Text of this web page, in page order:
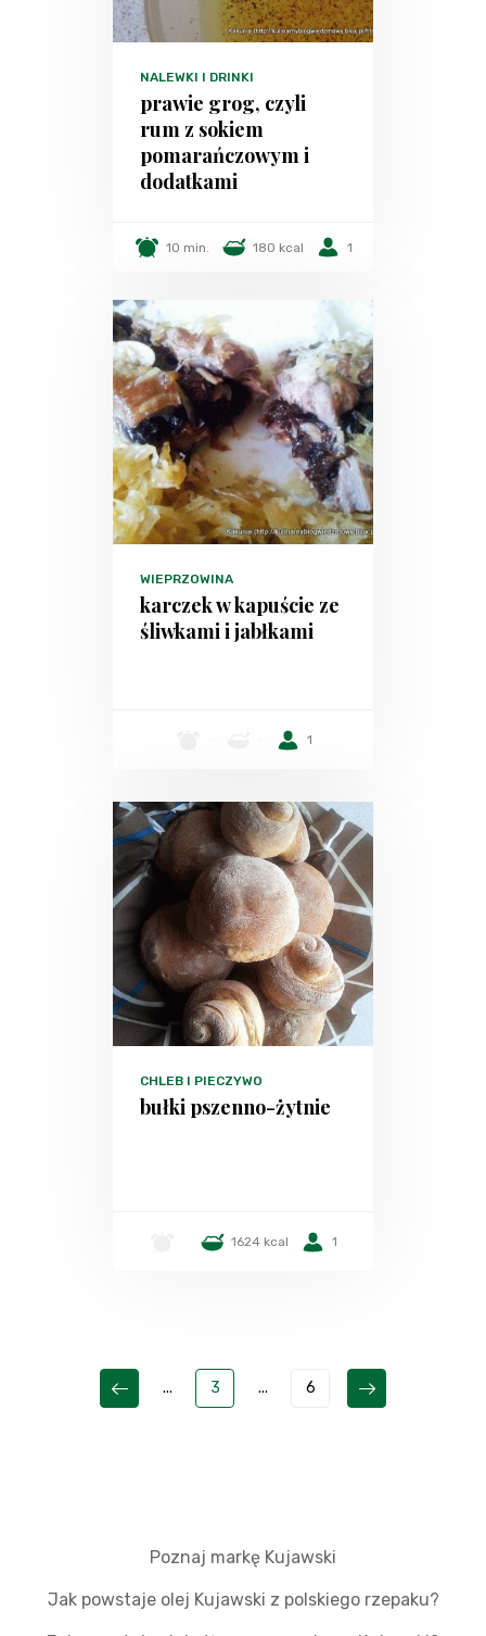
NALEWKI I DRINKI
prawie grog, czyli
rum z sokiem
pomarańczowym i
dodatkami
10 min. 180 kcal 1
WIEPRZOWINA
karczek w kapuście ze
śliwkami i jabłkami
1
CHLEB I PIECZYWO
bułki pszenno-żytnie
1624 kcal 1
... 3 ... 6
Poznaj markę Kujawski
Jak powstaje olej Kujawski z polskiego rzepaku?